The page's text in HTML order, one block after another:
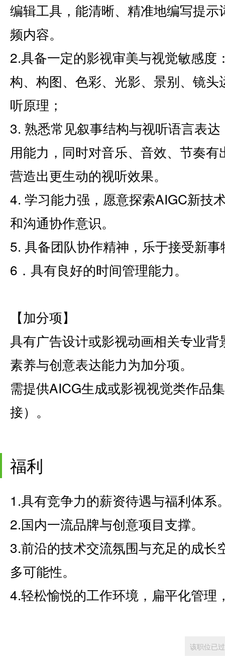
编辑工具，能清晰、精准地编写提
频内容。
2.具备一定的影视审美与视觉敏感度
构、构图、色彩、光影、景别、镜
听原理；
3. 熟悉常见叙事结构与视听语言表
用能力，同时对音乐、音效、节奏
营造出更生动的视听效果。
4. 学习能力强，愿意探索AIGC新技
和沟通协作意识。
5. 具备团队协作精神，乐于接受新
6．具有良好的时间管理能力。
【加分项】
具有广告设计或影视动画相关专业
素养与创意表达能力为加分项。
需提供AICG生成或影视视觉类作品
接）。
福利
1.具有竞争力的薪资待遇与福利体系
2.国内一流品牌与创意项目支撑。
3.前沿的技术交流氛围与充足的成
多可能性。
4.轻松愉悦的工作环境，扁平化管理
该职位已